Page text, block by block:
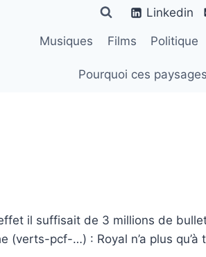
Linkedin
Musiques Films Politique
Pourquoi ces
il suffisait de 3 millions de
(verts-pcf-…) : Royal n’a plus